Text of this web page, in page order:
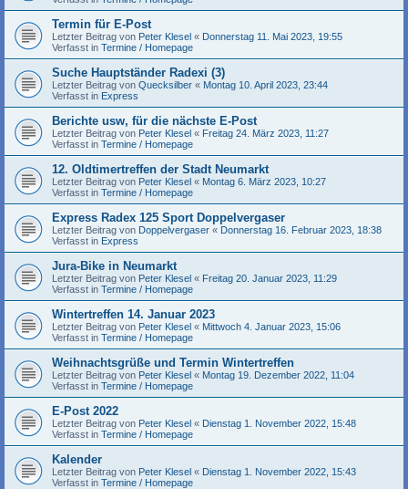
Termin für E-Post
Letzter Beitrag von Peter Klesel « Donnerstag 11. Mai 2023, 19:55
Verfasst in Termine / Homepage
Suche Hauptständer Radexi (3)
Letzter Beitrag von Quecksilber « Montag 10. April 2023, 23:44
Verfasst in Express
Berichte usw, für die nächste E-Post
Letzter Beitrag von Peter Klesel « Freitag 24. März 2023, 11:27
Verfasst in Termine / Homepage
12. Oldtimertreffen der Stadt Neumarkt
Letzter Beitrag von Peter Klesel « Montag 6. März 2023, 10:27
Verfasst in Termine / Homepage
Express Radex 125 Sport Doppelvergaser
Letzter Beitrag von Doppelvergaser « Donnerstag 16. Februar 2023, 18:38
Verfasst in Express
Jura-Bike in Neumarkt
Letzter Beitrag von Peter Klesel « Freitag 20. Januar 2023, 11:29
Verfasst in Termine / Homepage
Wintertreffen 14. Januar 2023
Letzter Beitrag von Peter Klesel « Mittwoch 4. Januar 2023, 15:06
Verfasst in Termine / Homepage
Weihnachtsgrüße und Termin Wintertreffen
Letzter Beitrag von Peter Klesel « Montag 19. Dezember 2022, 11:04
Verfasst in Termine / Homepage
E-Post 2022
Letzter Beitrag von Peter Klesel « Dienstag 1. November 2022, 15:48
Verfasst in Termine / Homepage
Kalender
Letzter Beitrag von Peter Klesel « Dienstag 1. November 2022, 15:43
Verfasst in Termine / Homepage